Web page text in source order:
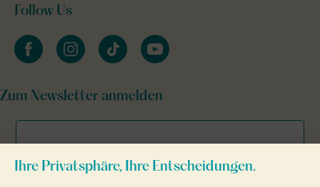
Follow Us
facebookinstagramtiktok youtube
Zum Newsletter anmelden